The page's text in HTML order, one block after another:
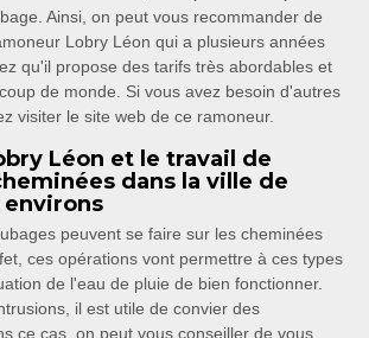
Ainsi, on peut vous recommander de
Lobry Léon qui a plusieurs années
qu'il propose des tarifs très abordables et
de monde. Si vous avez besoin d'autres
visiter le site web de ce ramoneur.
Léon et le travail de
dans la ville de
environs
peuvent se faire sur les cheminées
ces opérations vont permettre à ces types
de l'eau de pluie de bien fonctionner.
il est utile de convier des
ce cas, on peut vous conseiller de vous